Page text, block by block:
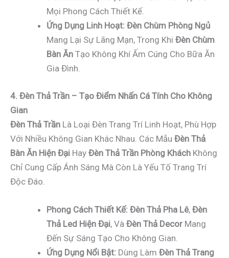
Mọi Phong Cách Thiết Kế.
Ứng Dụng Linh Hoạt: Đèn Chùm Phòng Ngủ
Mang Lại Sự Lãng Mạn, Trong Khi Đèn Chùm
Bàn Ăn Tạo Không Khí Ấm Cúng Cho Bữa Ăn
Gia Đình.
4. Đèn Thả Trần – Tạo Điểm Nhấn Cá Tính Cho Không
Gian
Đèn Thả Trần Là Loại Đèn Trang Trí Linh Hoạt, Phù Hợp
Với Nhiều Không Gian Khác Nhau. Các Mẫu Đèn Thả
Bàn Ăn Hiện Đại Hay Đèn Thả Trần Phòng Khách Không
Chỉ Cung Cấp Ánh Sáng Mà Còn Là Yếu Tố Trang Trí
Độc Đáo.
Phong Cách Thiết Kế: Đèn Thả Pha Lê, Đèn
Thả Led Hiện Đại, Và Đèn Thả Decor Mang
Đến Sự Sáng Tạo Cho Không Gian.
Ứng Dụng Nổi Bật: Dùng Làm Đèn Thả Trang